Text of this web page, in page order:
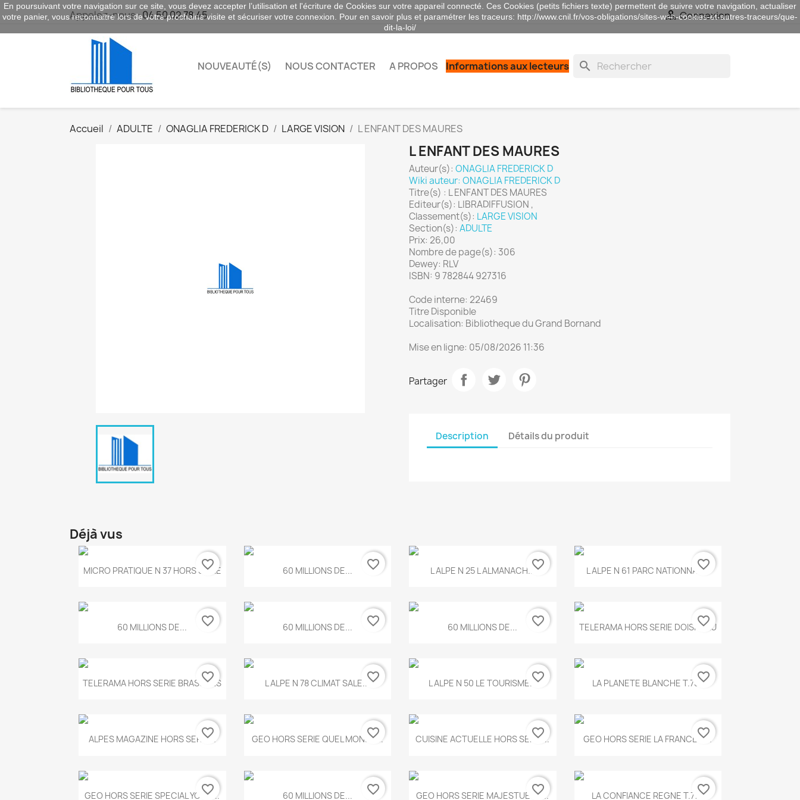
Appelez-nous :04 50 02 78 45 Connexion
NOUVEAUTÉ(S) NOUS CONTACTER A PROPOS search
Informations aux lecteurs
Accueil ADULTE ONAGLIA FREDERICK D LARGE VISION L ENFANT DES MAURES
L ENFANT DES MAURES
Auteur(s): ONAGLIA FREDERICK D
Wiki auteur: ONAGLIA FREDERICK D
Titre(s) : L ENFANT DES MAURES
Editeur(s): LIBRADIFFUSION ,
Classement(s): LARGE VISION
Section(s): ADULTE
Prix: 26,00
Nombre de page(s): 306
Dewey: RLV
ISBN: 9 782844 927316
Code interne: 22469
Titre Disponible
Localisation: Bibliotheque du Grand Bornand
Mise en ligne: 05/08/2026 11:36
Partager
Description Détails du produit
Déjà vus
Aperçu rapide
MICRO PRATIQUE N 37 HORS SERIE
favorite_border Aperçu rapide
60 MILLIONS DE... favorite_border  Aperçu rapide
L ALPE N 25 L ALMANACH...favorite_border  Aperçu rapide
L ALPE N 61 PARC NATIONNAL...
favorite_border
Aperçu rapide
60 MILLIONS DE... favorite_border Aperçu rapide
60 MILLIONS DE... favorite_border Aperçu rapide
60 MILLIONS DE... favorite_border Aperçu rapide
TELERAMA HORS SERIE DOISNEAU
favorite_border
 Aperçu rapide
TELERAMA HORS SERIE BRASSENS
favorite_border  Aperçu rapide
L ALPE N 78 CLIMAT SALE...favorite_border  Aperçu rapide
L ALPE N 50 LE TOURISME...favorite_border Aperçu rapide
LA PLANETE BLANCHE T.785favorite_border
Aperçu rapide
ALPES MAGAZINE HORS SERIE...
favorite_border Aperçu rapide
GEO HORS SERIE QUEL MONDE...
favorite_border Aperçu rapide
CUISINE ACTUELLE HORS SERIE...
favorite_border Aperçu rapide
GEO HORS SERIE LA FRANCE A...
favorite_border
Aperçu rapide
GEO HORS SERIE SPECIAL YOGA...
favorite_border Aperçu rapide
60 MILLIONS DE... favorite_border Aperçu rapide
GEO HORS SERIE MAJESTUEUX...
favorite_border Aperçu rapide
LA CONFIANCE REGNE T.778favorite_border
En poursuivant votre navigation sur ce site, vous devez accepter l’utilisation et l'écriture de Cookies sur votre appareil connecté. Ces Cookies (petits fichiers texte) permettent de suivre votre navigation, actualiser
votre panier, vous reconnaitre lors de votre prochaine visite et sécuriser votre connexion. Pour en savoir plus et paramétrer les traceurs: http://www.cnil.fr/vos-obligations/sites-web-cookies-et-autres-traceurs/que-
dit-la-loi/